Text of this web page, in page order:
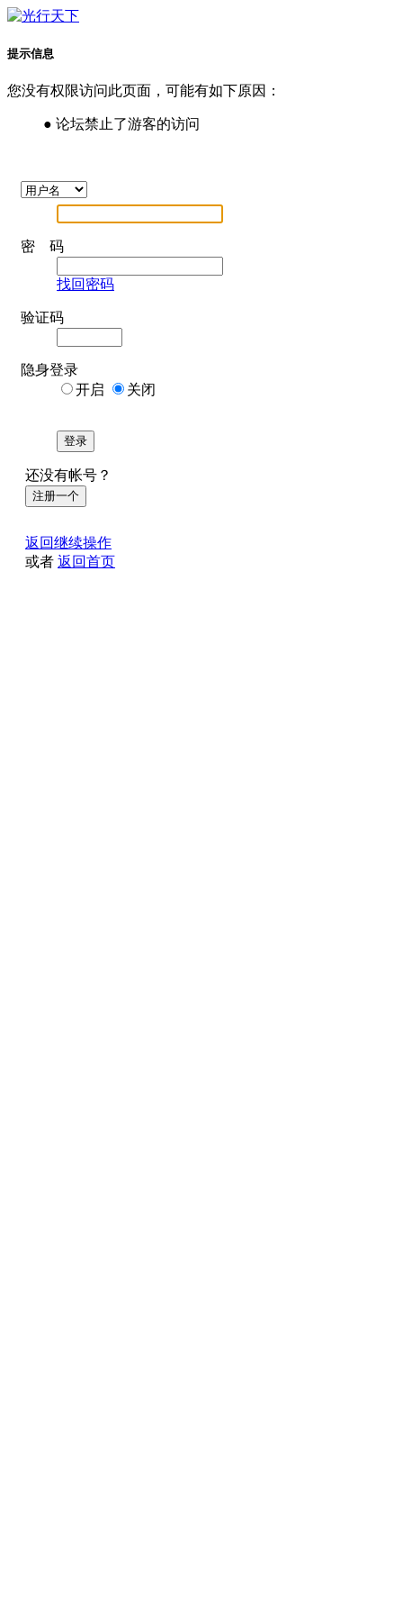
提示信息
您没有权限访问此页面，可能有如下原因：
● 论坛禁止了游客的访问
密 码
找回密码
验证码
隐身登录
开启
关闭
登录
还没有帐号？
注册一个
返回继续操作
或者 返回首页